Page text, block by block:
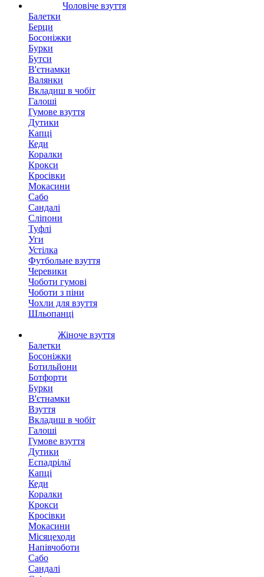
Чоловіче взуття
Балетки
Берци
Босоніжки
Бурки
Бутси
В'єтнамки
Валянки
Вкладиш в чобіт
Галоші
Гумове взуття
Дутики
Капці
Кеди
Коралки
Крокси
Кросівки
Мокасини
Сабо
Сандалі
Сліпони
Туфлі
Уги
Устілка
Футбольне взуття
Черевики
Чоботи гумові
Чоботи з піни
Чохли для взуття
Шльопанці
Жіноче взуття
Балетки
Босоніжки
Ботильйони
Ботфорти
Бурки
В'єтнамки
Взуття
Вкладиш в чобіт
Галоші
Гумове взуття
Дутики
Еспадрільї
Капці
Кеди
Коралки
Крокси
Кросівки
Мокасини
Місяцеходи
Напівчоботи
Сабо
Сандалі